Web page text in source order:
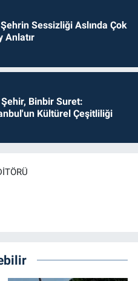
Sessizliği Aslında Çok
Anlatır
Binbir Suret:
Kültürel Çeşitliliği